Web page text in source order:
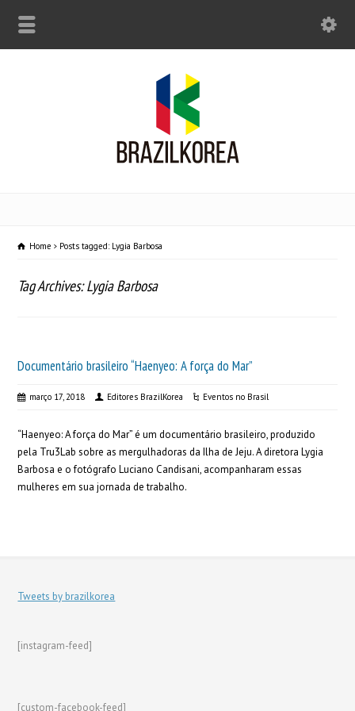
Home Posts tagged: Lygia Barbosa
Tag Archives: Lygia Barbosa
Documentário brasileiro “Haenyeo: A força do Mar”
março 17, 2018 Editores BrazilKorea Eventos no Brasil
“Haenyeo: A força do Mar” é um documentário brasileiro, produzido
pela Tru3Lab sobre as mergulhadoras da Ilha de Jeju. A diretora Lygia
Barbosa e o fotógrafo Luciano Candisani, acompanharam essas
mulheres em sua jornada de trabalho.
Tweets by brazilkorea
[instagram-feed]
[custom-facebook-feed]